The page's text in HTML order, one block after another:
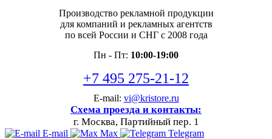
Производство рекламной продукции
для компаний и рекламных агентств
по всей России и СНГ с 2008 года
Пн - Пт: 10:00-19:00
+7 495 275-21-12
E-mail: vi@kristore.ru
Схема проезда и контакты:
г. Москва, Партийный пер. 1
E-mail Max Telegram